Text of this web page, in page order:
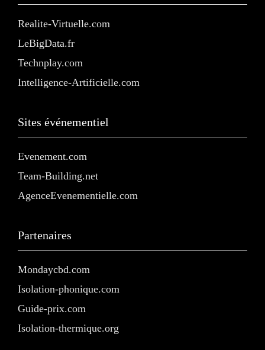
Realite-Virtuelle.com
LeBigData.fr
Technplay.com
Intelligence-Artificielle.com
Sites événementiel
Evenement.com
Team-Building.net
AgenceEvenementielle.com
Partenaires
Mondaycbd.com
Isolation-phonique.com
Guide-prix.com
Isolation-thermique.org